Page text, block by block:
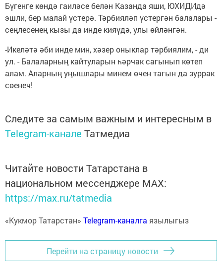
Бүгенге көндә гаиләсе белән Казанда яши, ЮХИДИдә
эшли, бер малай үстерә. Тәрбияләп үстергән балалары -
сеңлесенең кызы да инде кияүдә, улы өйләнгән.
-Икеләтә әби инде мин, хәзер оныклар тәрбиялим, - ди
ул. - Балаларның кайтуларын һәрчак сагынып көтеп
алам. Аларның уңышлары минем өчен тагын да зуррак
сөенеч!
Следите за самым важным и интересным в
Telegram-канале Татмедиа
Читайте новости Татарстана в
национальном мессенджере MАХ:
https://max.ru/tatmedia
«Кукмор Татарстан» Telegram-каналга язылыгыз
Перейти на страницу новости